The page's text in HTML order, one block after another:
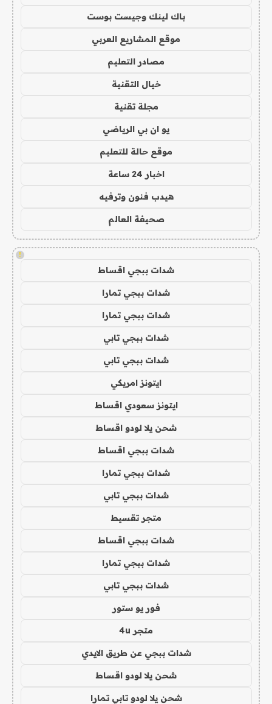
باك لينك وجيست بوست
موقع المشاريع العربي
مصادر التعليم
خيال التقنية
مجلة تقنية
يو ان بي الرياضي
موقع حالة للتعليم
اخبار 24 ساعة
هيدب فنون وترفيه
صحيفة العالم
!
شدات ببجي اقساط
شدات ببجي تمارا
شدات ببجي تمارا
شدات ببجي تابي
شدات ببجي تابي
ايتونز امريكي
ايتونز سعودي اقساط
شحن يلا لودو اقساط
شدات ببجي اقساط
شدات ببجي تمارا
شدات ببجي تابي
متجر تقسيط
شدات ببجي اقساط
شدات ببجي تمارا
شدات ببجي تابي
فور يو ستور
متجر 4u
شدات ببجي عن طريق الايدي
شحن يلا لودو اقساط
شحن يلا لودو تابي تمارا